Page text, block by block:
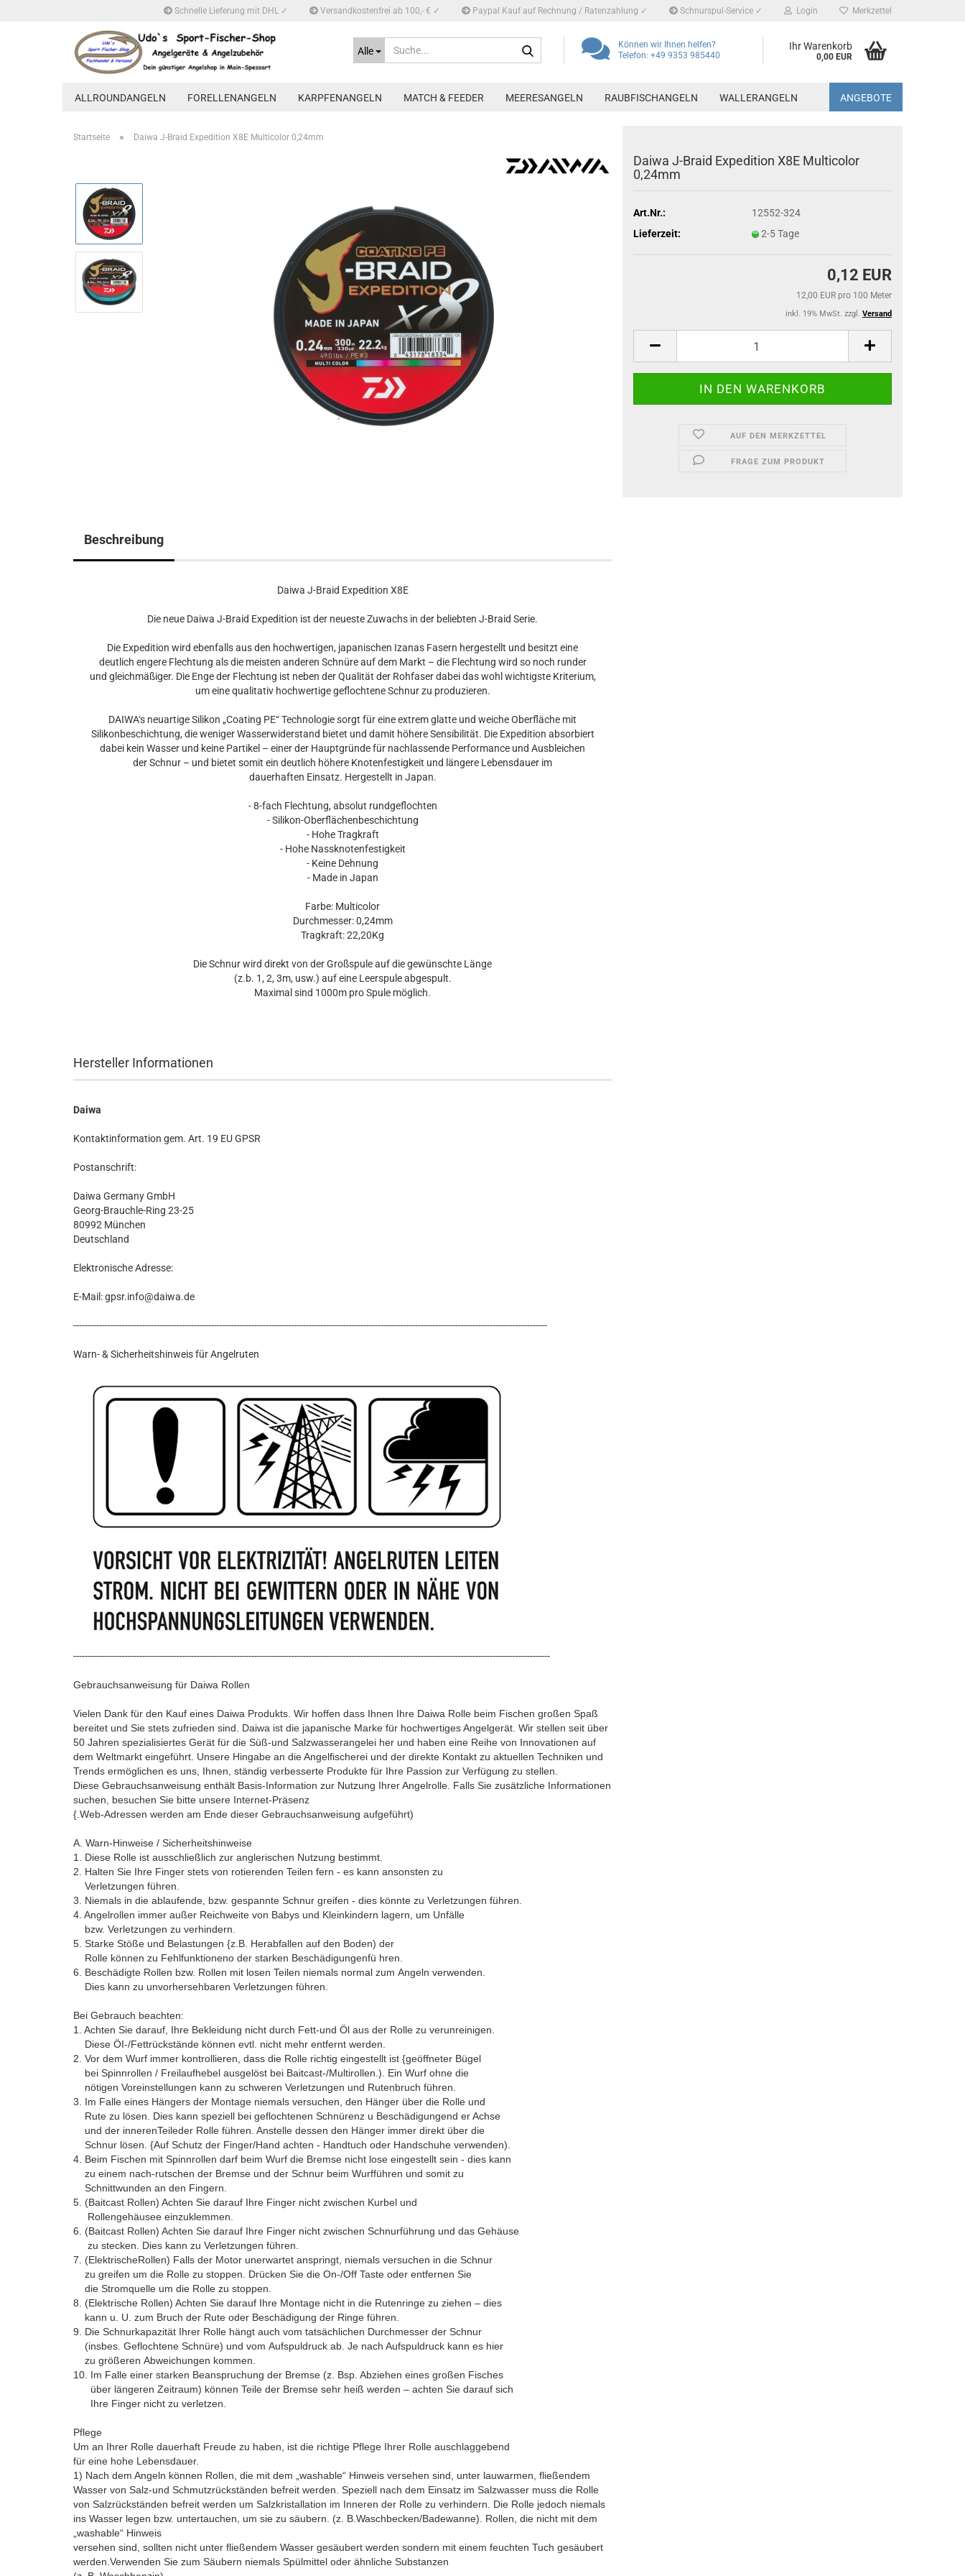
Schnelle Lieferung mit DHL ✓ Versandkostenfrei ab 100,- € ✓ Paypal Kauf auf Rechnung / Ratenzahlung ✓ Schnurspul-Service ✓ Login Merkzettel
Alle
Können wir Ihnen helfen?
Telefon: +49 9353 985440
Ihr Warenkorb
0,00 EUR
ALLROUNDANGELN FORELLENANGELN KARPFENANGELN MATCH & FEEDER MEERESANGELN RAUBFISCHANGELN WALLERANGELN ANGEBOTE
Startseite » Daiwa J-Braid Expedition X8E Multicolor 0,24mm
Daiwa J-Braid Expedition X8E Multicolor
0,24mm
Art.Nr.:
12552-324
Lieferzeit:
2-5 Tage
0,12 EUR
12,00 EUR pro 100 Meter
inkl. 19% MwSt. zzgl. Versand
AUF DEN MERKZETTEL
FRAGE ZUM PRODUKT
Beschreibung
Daiwa J-Braid Expedition X8E
Die neue Daiwa J-Braid Expedition ist der neueste Zuwachs in der beliebten J-Braid Serie.
Die Expedition wird ebenfalls aus den hochwertigen, japanischen Izanas Fasern hergestellt und besitzt eine
deutlich engere Flechtung als die meisten anderen Schnüre auf dem Markt – die Flechtung wird so noch runder
und gleichmäßiger. Die Enge der Flechtung ist neben der Qualität der Rohfaser dabei das wohl wichtigste Kriterium,
um eine qualitativ hochwertige geflochtene Schnur zu produzieren.
DAIWA‘s neuartige Silikon „Coating PE“ Technologie sorgt für eine extrem glatte und weiche Oberfläche mit
Silikonbeschichtung, die weniger Wasserwiderstand bietet und damit höhere Sensibilität. Die Expedition absorbiert
dabei kein Wasser und keine Partikel – einer der Hauptgründe für nachlassende Performance und Ausbleichen
der Schnur – und bietet somit ein deutlich höhere Knotenfestigkeit und längere Lebensdauer im
dauerhaften Einsatz. Hergestellt in Japan.
- 8-fach Flechtung, absolut rundgeflochten
- Silikon-Oberflächenbeschichtung
- Hohe Tragkraft
- Hohe Nassknotenfestigkeit
- Keine Dehnung
- Made in Japan
Farbe: Multicolor
Durchmesser: 0,24mm
Tragkraft: 22,20Kg
Die Schnur wird direkt von der Großspule auf die gewünschte Länge
(z.b. 1, 2, 3m, usw.) auf eine Leerspule abgespult.
Maximal sind 1000m pro Spule möglich.
Hersteller Informationen
Daiwa
Kontaktinformation gem. Art. 19 EU GPSR
Postanschrift:
Daiwa Germany GmbH
Georg-Brauchle-Ring 23-25
80992 München
Deutschland
Elektronische Adresse:
E-Mail: gpsr.info@daiwa.de
---------------------------------------------------------------------------------------------------------------------------------------------------------------------
Warn- & Sicherheitshinweis für Angelruten
----------------------------------------------------------------------------------------------------------------------------------------------------------------------
Gebrauchsanweisung für Daiwa Rollen
Vielen Dank für den Kauf eines Daiwa Produkts. Wir hoffen dass Ihnen Ihre Daiwa Rolle beim Fischen großen Spaß
bereitet und Sie stets zufrieden sind. Daiwa ist die japanische Marke für hochwertiges Angelgerät. Wir stellen seit über
50 Jahren spezialisiertes Gerät für die Süß-und Salzwasserangelei her und haben eine Reihe von Innovationen auf
dem Weltmarkt eingeführt. Unsere Hingabe an die Angelfischerei und der direkte Kontakt zu aktuellen Techniken und
Trends ermöglichen es uns, Ihnen, ständig verbesserte Produkte für Ihre Passion zur Verfügung zu stellen.
Diese Gebrauchsanweisung enthält Basis-Information zur Nutzung Ihrer Angelrolle. Falls Sie zusätzliche Informationen
suchen, besuchen Sie bitte unsere Internet-Präsenz
{.Web-Adressen werden am Ende dieser Gebrauchsanweisung aufgeführt)
A. Warn-Hinweise / Sicherheitshinweise
1. Diese Rolle ist ausschließlich zur anglerischen Nutzung bestimmt.
2. Halten Sie Ihre Finger stets von rotierenden Teilen fern - es kann ansonsten zu
Verletzungen führen.
3. Niemals in die ablaufende, bzw. gespannte Schnur greifen - dies könnte zu Verletzungen führen.
4. Angelrollen immer außer Reichweite von Babys und Kleinkindern lagern, um Unfälle
bzw. Verletzungen zu verhindern.
5. Starke Stöße und Belastungen {z.B. Herabfallen auf den Boden) der
Rolle können zu Fehlfunktioneno der starken Beschädigungenfü hren.
6. Beschädigte Rollen bzw. Rollen mit losen Teilen niemals normal zum Angeln verwenden.
Dies kann zu unvorhersehbaren Verletzungen führen.
Bei Gebrauch beachten:
1. Achten Sie darauf, Ihre Bekleidung nicht durch Fett-und Öl aus der Rolle zu verunreinigen.
Diese ÖI-/Fettrückstände können evtl. nicht mehr entfernt werden.
2. Vor dem Wurf immer kontrollieren, dass die Rolle richtig eingestellt ist {geöffneter Bügel
bei Spinnrollen / Freilaufhebel ausgelöst bei Baitcast-/Multirollen.). Ein Wurf ohne die
nötigen Voreinstellungen kann zu schweren Verletzungen und Rutenbruch führen.
3. Im Falle eines Hängers der Montage niemals versuchen, den Hänger über die Rolle und
Rute zu lösen. Dies kann speziell bei geflochtenen Schnürenz u Beschädigungend er Achse
und der innerenTeileder Rolle führen. Anstelle dessen den Hänger immer direkt über die
Schnur lösen. {Auf Schutz der Finger/Hand achten - Handtuch oder Handschuhe verwenden).
4. Beim Fischen mit Spinnrollen darf beim Wurf die Bremse nicht lose eingestellt sein - dies kann
zu einem nach-rutschen der Bremse und der Schnur beim Wurfführen und somit zu
Schnittwunden an den Fingern.
5. (Baitcast Rollen) Achten Sie darauf Ihre Finger nicht zwischen Kurbel und
Rollengehäusee einzuklemmen.
6. (Baitcast Rollen) Achten Sie darauf Ihre Finger nicht zwischen Schnurführung und das Gehäuse
zu stecken. Dies kann zu Verletzungen führen.
7. (ElektrischeRollen) Falls der Motor unerwartet anspringt, niemals versuchen in die Schnur
zu greifen um die Rolle zu stoppen. Drücken Sie die On-/Off Taste oder entfernen Sie
die Stromquelle um die Rolle zu stoppen.
8. (Elektrische Rollen) Achten Sie darauf Ihre Montage nicht in die Rutenringe zu ziehen – dies
kann u. U. zum Bruch der Rute oder Beschädigung der Ringe führen.
9. Die Schnurkapazität Ihrer Rolle hängt auch vom tatsächlichen Durchmesser der Schnur
(insbes. Geflochtene Schnüre) und vom Aufspuldruck ab. Je nach Aufspuldruck kann es hier
zu größeren Abweichungen kommen.
10. Im Falle einer starken Beanspruchung der Bremse (z. Bsp. Abziehen eines großen Fisches
über längeren Zeitraum) können Teile der Bremse sehr heiß werden – achten Sie darauf sich
Ihre Finger nicht zu verletzen.
Pflege
Um an Ihrer Rolle dauerhaft Freude zu haben, ist die richtige Pflege Ihrer Rolle auschlaggebend
für eine hohe Lebensdauer.
1) Nach dem Angeln können Rollen, die mit dem „washable“ Hinweis versehen sind, unter lauwarmen, fließendem
Wasser von Salz-und Schmutzrückständen befreit werden. Speziell nach dem Einsatz im Salzwasser muss die Rolle
von Salzrückständen befreit werden um Salzkristallation im Inneren der Rolle zu verhindern. Die Rolle jedoch niemals
ins Wasser legen bzw. untertauchen, um sie zu säubern. (z. B.Waschbecken/Badewanne). Rollen, die nicht mit dem
„washable“ Hinweis
versehen sind, sollten nicht unter fließendem Wasser gesäubert werden sondern mit einem feuchten Tuch gesäubert
werden.Verwenden Sie zum Säubern niemals Spülmittel oder ähnliche Substanzen